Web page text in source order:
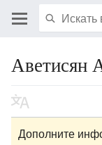
Аветисян
Дополните